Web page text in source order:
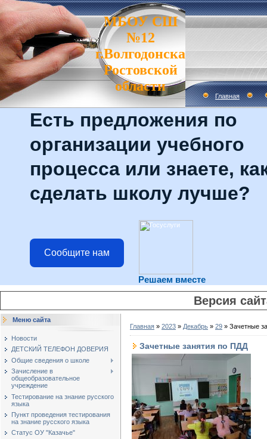
МБОУ СШ
№12
г.Волгодонска
Ростовской
области
Главная
Есть предложения по
организации учебного
процесса или знаете,
сделать школу лучше?
Сообщите нам
Решаем вместе
Версия
Меню сайта
Новости
ДЕТСКИЙ ТЕЛЕФОН ДОВЕРИЯ
Общие сведения о школе
Зачисление в
общеобразовательное
учреждение
Тестирование на знание русского
языка
Пункт проведения тестирования
на знание русского языка
Статус ОУ "Казачье"
Главная » 2023 » Декабрь » 29 » Зачетные
Зачетные занятия по ПДД